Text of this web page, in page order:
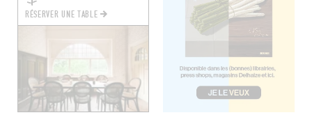
RÉSERVER UNE TABLE